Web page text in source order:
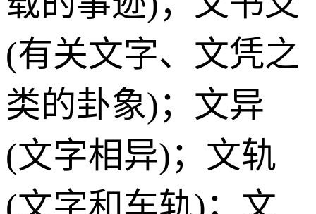
(有关文字、文凭之
类的卦象)；文异
(文字相异)；文轨
(文字和车轨)；文